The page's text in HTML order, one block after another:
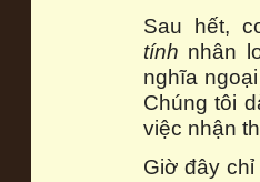
Sau hết,
tính nhân
nghĩa
Chúng tôi
việc nhận
Giờ đây